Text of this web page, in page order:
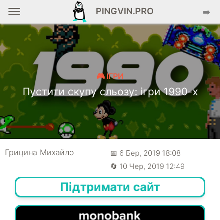
PINGVIN.PRO ➡️
🎮 ІГРИ
Пустити скупу сльозу: ігри 1990-х
Грицина Михайло
📅 6 Бер, 2019 18:08
🔄 10 Чер, 2019 12:49
Підтримати сайт